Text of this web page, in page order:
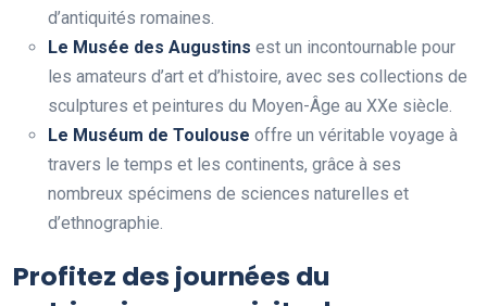
d’antiquités romaines.
Le Musée des Augustins est un incontournable pour
les amateurs d’art et d’histoire, avec ses collections de
sculptures et peintures du Moyen-Âge au XXe siècle.
Le Muséum de Toulouse offre un véritable voyage à
travers le temps et les continents, grâce à ses
nombreux spécimens de sciences naturelles et
d’ethnographie.
Profitez des journées du